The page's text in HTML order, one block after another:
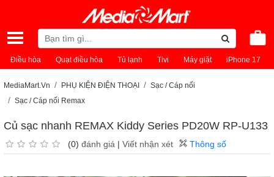
Điều hòa Quạt điều hòa Tủ lạnh Tivi Máy giặt iPhone 17
MediaMart.Vn PHỤ KIỆN ĐIỆN THOẠI
Sạc / Cáp nối
Sạc / Cáp nối Remax
Củ sạc nhanh REMAX Kiddy Series PD20W RP-U133
(0) đánh giá | Viết nhận xét Thông số